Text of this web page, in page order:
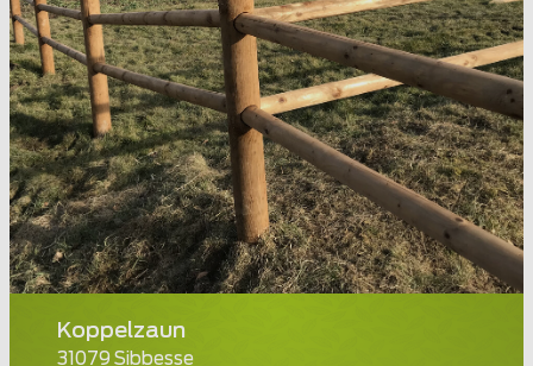
Koppelzaun
31079 Sibbesse